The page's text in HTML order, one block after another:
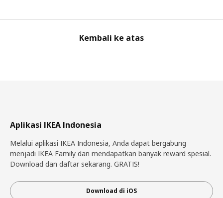
Kembali ke atas
Aplikasi IKEA Indonesia
Melalui aplikasi IKEA Indonesia, Anda dapat bergabung
menjadi IKEA Family dan mendapatkan banyak reward spesial.
Download dan daftar sekarang. GRATIS!
Download di iOS